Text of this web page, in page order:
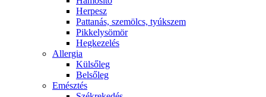
Herpesz
Pattanás, szemölcs, tyúkszem
Pikkelysömör
Hegkezelés
Allergia
Külsőleg
Belsőleg
Emésztés